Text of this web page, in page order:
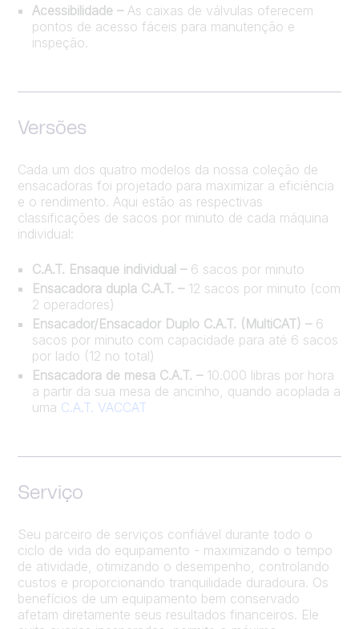
Acessibilidade –As caixas de válvulas oferecem
pontos de acesso fáceis para manutenção e
inspeção.
Versões
Cada um dos quatro modelos da nossa coleção de
ensacadoras foi projetado para maximizar a eficiência
e o rendimento. Aqui estão as respectivas
classificações de sacos por minuto de cada máquina
individual:
C.A.T. Ensaque individual – 6 sacos por minuto
Ensacadora dupla C.A.T. – 12 sacos por minuto (com
2 operadores)
Ensacador/Ensacador Duplo C.A.T. (MultiCAT) – 6
sacos por minuto com capacidade para até 6 sacos
por lado (12 no total)
Ensacadora de mesa C.A.T. – 10.000 libras por hora
a partir da sua mesa de ancinho, quando acoplada a
uma C.A.T. VACCAT
Serviço
Seu parceiro de serviços confiável durante todo o
ciclo de vida do equipamento - maximizando o tempo
de atividade, otimizando o desempenho, controlando
custos e proporcionando tranquilidade duradoura. Os
benefícios de um equipamento bem conservado
afetam diretamente seus resultados financeiros. Ele